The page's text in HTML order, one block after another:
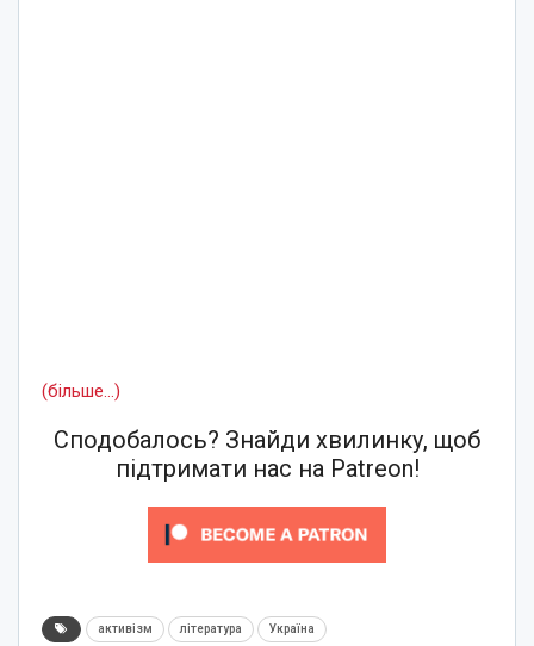
(більше…)
Сподобалось? Знайди хвилинку, щоб
підтримати нас на Patreon!
активізм література Україна